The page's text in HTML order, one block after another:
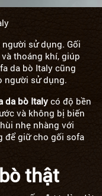
sử dụng. Gối
thoáng khí, giúp
da bò Italy cũng
người sử dụng.
da bò Italy có độ bền
và không bị biến
nhẹ nhàng với
để giữ cho gối sofa
thật